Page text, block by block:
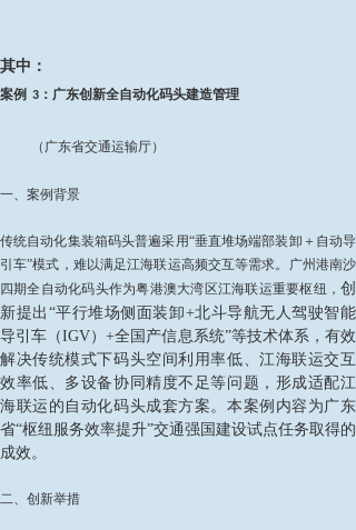
其中：
案例 3 ：广东创新全自动化码头建造管理
（广东省交通运输厅）
一、案例背景
传统自动化集装箱码头普遍采用“垂直堆场端部装卸＋自动导
引车”模式，难以满足江海联运高频交互等需求。广州港南沙
四期全自动化码头作为粤港澳大湾区江海联运重要枢纽， 创
新提出“平行堆场侧面装卸+北斗导航无人驾驶智能
导引车（IGV）+全国产信息系统”等技术体系，有效
解决传统模式下码头空间利用率低、江海联运交互
效率低、多设备协同精度不足等问题，形成适配江
海联运的自动化码头成套方案。本案例内容为广东
省“枢纽服务效率提升”交通强国建设试点任务取得的
成效。
二、创新举措